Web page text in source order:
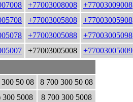
+77003008008
+77003009008
+77003005808
+77003005908
+77003005088
+77003005098
+77003005008
+77003005009
50 08
8 700 300 50 08
300 5008
8 700 300 5008